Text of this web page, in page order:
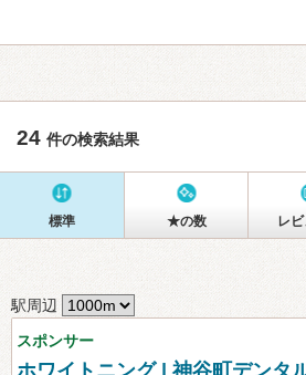
24 件の検索結果
標準 ★の数 レ
駅周辺